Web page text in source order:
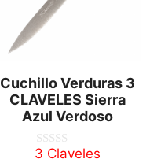
Cuchillo Verduras 3
CLAVELES Sierra
Azul Verdoso
0
3 Claveles